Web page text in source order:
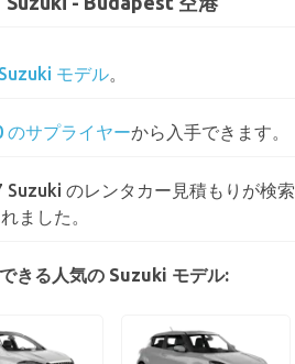
Suzuki モデル。
のサプライヤーから入手できます。
Suzuki のレンタカー見積もりが検索
ました。
きる人気の Suzuki モデル: